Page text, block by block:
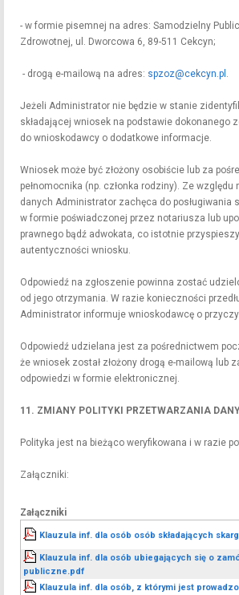
- w formie pisemnej na adres: Samodzielny
Zdrowotnej, ul. Dworcowa 6, 89-511 Cekcyn;
- drogą e-mailową na adres: spzoz@cekcyn.pl .
Jeżeli Administrator nie będzie w stanie
składającej wniosek na podstawie dokonanego
do wnioskodawcy o dodatkowe informacje.
Wniosek może być złożony osobiście lub za
pełnomocnika (np. członka rodziny). Ze
danych Administrator zachęca do posługiwania
w formie poświadczonej przez notariusza lub
prawnego bądź adwokata, co istotnie
autentyczności wniosku.
Odpowiedź na zgłoszenie powinna zostać
od jego otrzymania. W razie konieczności
Administrator informuje wnioskodawcę o
Odpowiedź udzielana jest za pośrednictwem
że wniosek został złożony drogą e-mailową lub
odpowiedzi w formie elektronicznej.
11. ZMIANY POLITYKI PRZETWARZANIA
Polityka jest na bieżąco weryfikowana i w razie
Załączniki:
Załączniki
Klauzula inf. dla osób osób składających
Klauzula inf. dla osób ubiegających się o
publiczne.pdf
Klauzula inf. dla osób, z którymi jest